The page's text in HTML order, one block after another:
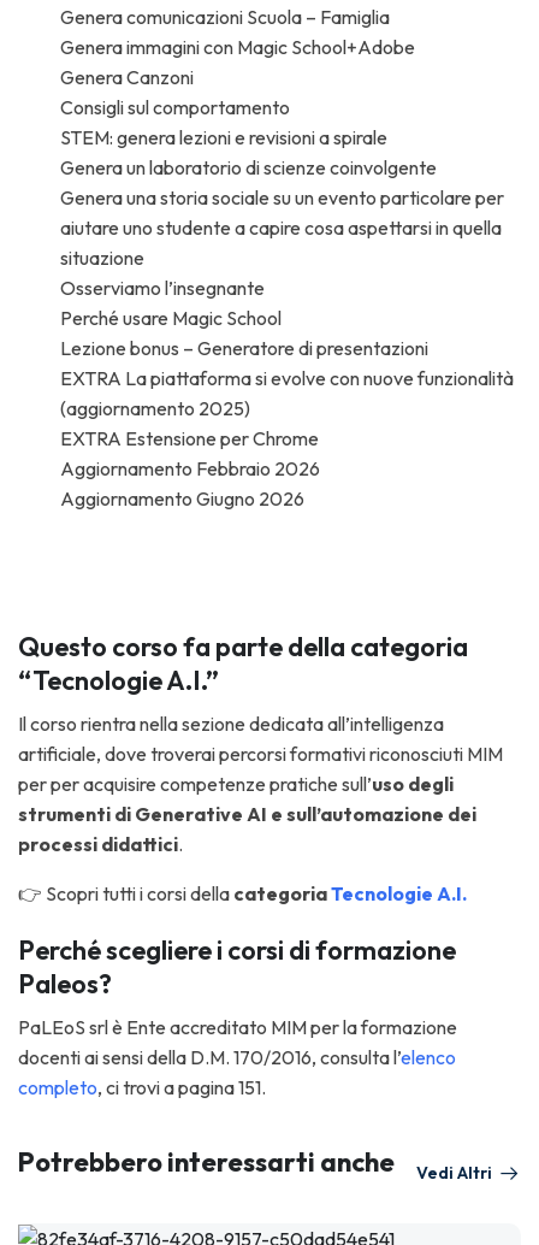
Genera comunicazioni Scuola – Famiglia
Genera immagini con Magic School+Adobe
Genera Canzoni
Consigli sul comportamento
STEM: genera lezioni e revisioni a spirale
Genera un laboratorio di scienze coinvolgente
Genera una storia sociale su un evento particolare per
aiutare uno studente a capire cosa aspettarsi in quella
situazione
Osserviamo l’insegnante
Perché usare Magic School
Lezione bonus – Generatore di presentazioni
EXTRA La piattaforma si evolve con nuove funzionalità
(aggiornamento 2025)
EXTRA Estensione per Chrome
Aggiornamento Febbraio 2026
Aggiornamento Giugno 2026
Questo corso fa parte della categoria
“Tecnologie A.I.”
Il corso rientra nella sezione dedicata all’intelligenza
artificiale, dove troverai percorsi formativi riconosciuti MIM
per per acquisire competenze pratiche sull’uso degli
strumenti di Generative AI e sull’automazione dei
processi didattici.
👉 Scopri tutti i corsi della categoriaTecnologie A.I.
Perché scegliere i corsi di formazione
Paleos?
PaLEoS srl è Ente accreditato MIM per la formazione
docenti ai sensi della D.M. 170/2016, consulta l’elenco
completo, ci trovi a pagina 151.
Potrebbero interessarti anche Vedi Altri